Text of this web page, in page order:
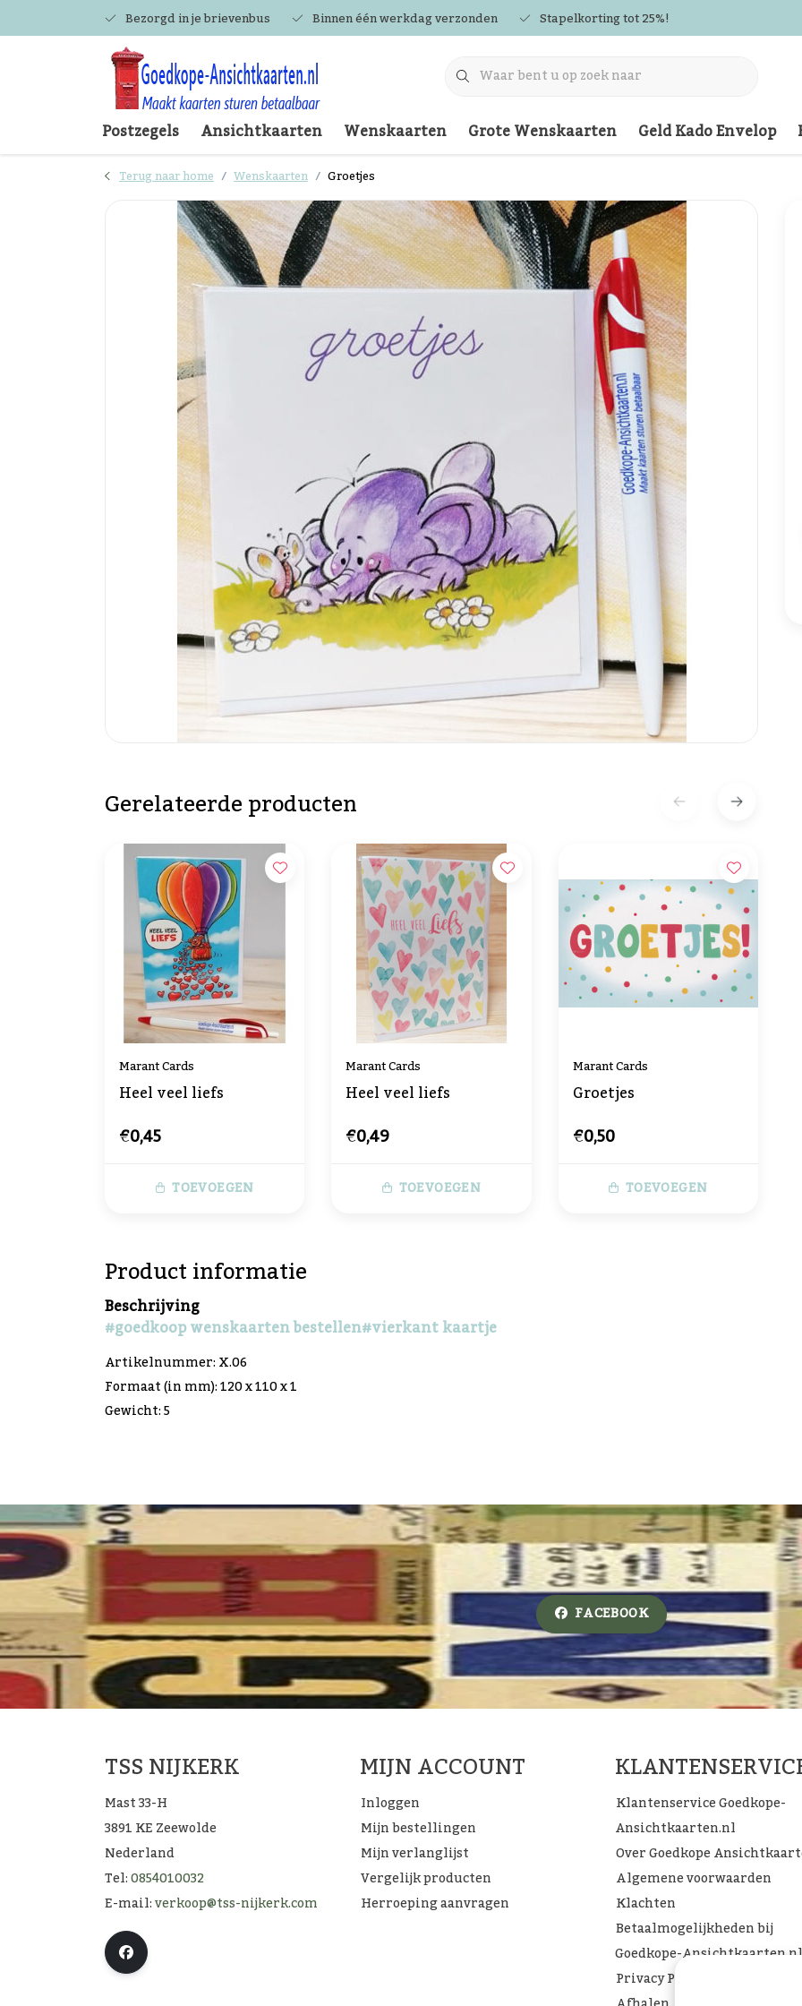
Bezorgd in je brievenbus Binnen één werkdag verzonden Stapelkorting tot 25%!
Postzegels Ansichtkaarten Wenskaarten Grote Wenskaarten Geld Kado Envelop
Terug naar home Wenskaarten Groetjes
Gerelateerde producten
Marant Cards
Heel veel liefs
€0,45
TOEVOEGEN
Marant Cards
Heel veel liefs
€0,49
TOEVOEGEN
Marant Cards
Groetjes
€0,50
TOEVOEGEN
Product informatie
Beschrijving
#goedkoop wenskaarten bestellen#vierkant kaartje
Artikelnummer: X.06
Formaat (in mm): 120 x 110 x 1
Gewicht: 5
FACEBOOK
TSS NIJKERK
Mast 33-H
3891 KE Zeewolde
Nederland
Tel:0854010032
E-mail:verkoop@tss-nijkerk.com
MIJN ACCOUNT
Inloggen
Mijn bestellingen
Mijn verlanglijst
Vergelijk producten
Herroeping aanvragen
Klantenservice Goedkope-
Ansichtkaarten.nl
Over Goedkope
Algemene voorwaarden
Klachten
Betaalmogelijkheden bij
Goedkope-Ansichtkaarten.nl
Privacy Policy